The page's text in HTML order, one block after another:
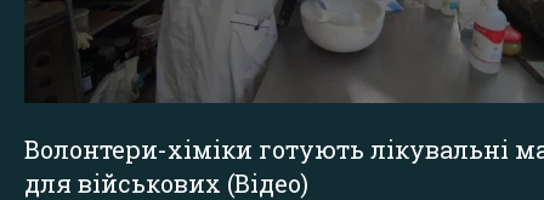
Волонтери-хіміки готують лікувальні
для військових (Відео)